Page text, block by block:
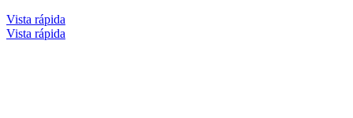
Vista rápida
Vista rápida